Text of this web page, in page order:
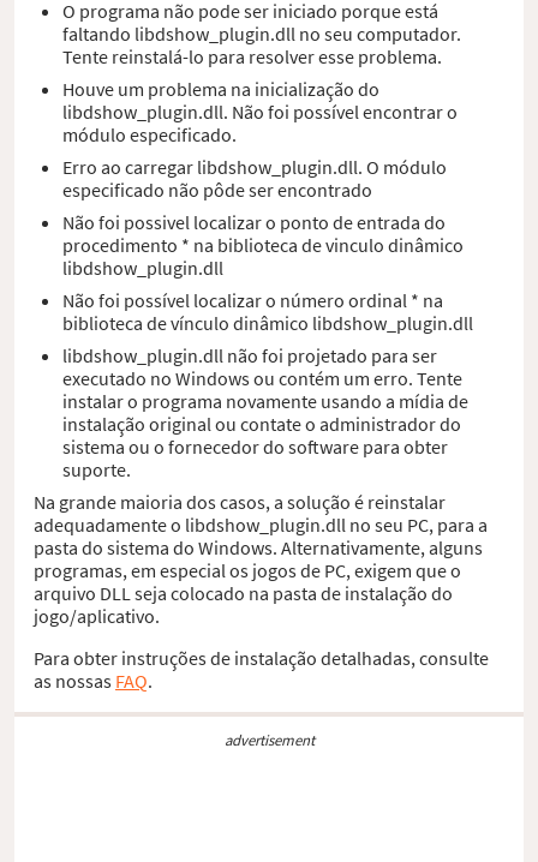
O programa não pode ser iniciado porque está
faltando libdshow_plugin.dll no seu computador.
Tente reinstalá-lo para resolver esse problema.
Houve um problema na inicialização do
libdshow_plugin.dll. Não foi possível encontrar o
módulo especificado.
Erro ao carregar libdshow_plugin.dll. O módulo
especificado não pôde ser encontrado
Não foi possivel localizar o ponto de entrada do
procedimento * na biblioteca de vinculo dinâmico
libdshow_plugin.dll
Não foi possível localizar o número ordinal * na
biblioteca de vínculo dinâmico libdshow_plugin.dll
libdshow_plugin.dll não foi projetado para ser
executado no Windows ou contém um erro. Tente
instalar o programa novamente usando a mídia de
instalação original ou contate o administrador do
sistema ou o fornecedor do software para obter
suporte.
Na grande maioria dos casos, a solução é reinstalar
adequadamente o libdshow_plugin.dll no seu PC, para a
pasta do sistema do Windows. Alternativamente, alguns
programas, em especial os jogos de PC, exigem que o
arquivo DLL seja colocado na pasta de instalação do
jogo/aplicativo.
Para obter instruções de instalação detalhadas, consulte
as nossas FAQ.
advertisement